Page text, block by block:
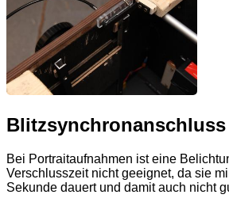
Blitzsynchronanschluss
Bei Portraitaufnahmen ist eine
Verschlusszeit nicht geeignet, da sie
Sekunde dauert und damit auch nicht